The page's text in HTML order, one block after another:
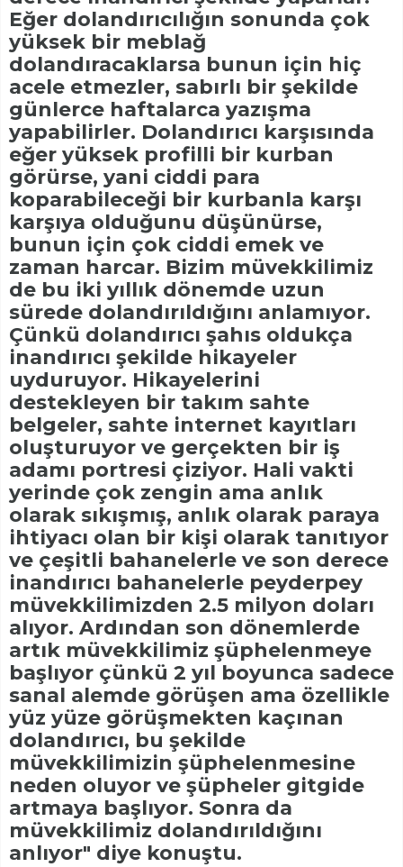
Eğer dolandırıcılığın sonunda çok
yüksek bir meblağ
dolandıracaklarsa bunun için hiç
acele etmezler, sabırlı bir şekilde
günlerce haftalarca yazışma
yapabilirler. Dolandırıcı karşısında
eğer yüksek profilli bir kurban
görürse, yani ciddi para
koparabileceği bir kurbanla karşı
karşıya olduğunu düşünürse,
bunun için çok ciddi emek ve
zaman harcar. Bizim müvekkilimiz
de bu iki yıllık dönemde uzun
sürede dolandırıldığını anlamıyor.
Çünkü dolandırıcı şahıs oldukça
inandırıcı şekilde hikayeler
uyduruyor. Hikayelerini
destekleyen bir takım sahte
belgeler, sahte internet kayıtları
oluşturuyor ve gerçekten bir iş
adamı portresi çiziyor. Hali vakti
yerinde çok zengin ama anlık
olarak sıkışmış, anlık olarak paraya
ihtiyacı olan bir kişi olarak tanıtıyor
ve çeşitli bahanelerle ve son derece
inandırıcı bahanelerle peyderpey
müvekkilimizden 2.5 milyon doları
alıyor. Ardından son dönemlerde
artık müvekkilimiz şüphelenmeye
başlıyor çünkü 2 yıl boyunca sadece
sanal alemde görüşen ama özellikle
yüz yüze görüşmekten kaçınan
dolandırıcı, bu şekilde
müvekkilimizin şüphelenmesine
neden oluyor ve şüpheler gitgide
artmaya başlıyor. Sonra da
müvekkilimiz dolandırıldığını
anlıyor" diye konuştu.